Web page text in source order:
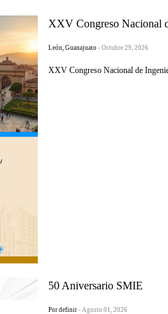
XXV Congreso Nacional
León, Guanajuato - Octubre 29, 2026
XXV Congreso Nacional de
50 Aniversario SMIE
Por definir - Agosto 01, 2026